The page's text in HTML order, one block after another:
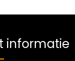
informatie